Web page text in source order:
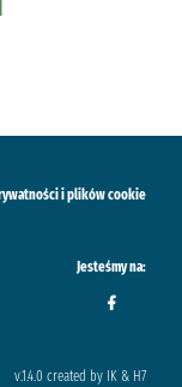
i plików cookie
Jesteśmy na:
v.1.4.0 created by IK & H7